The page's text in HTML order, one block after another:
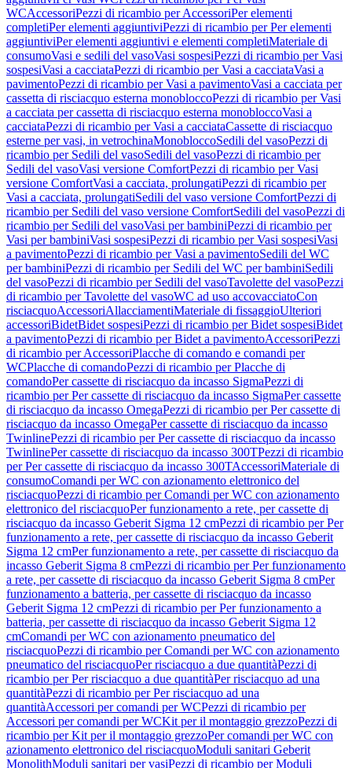
WCAccessoriPezzi di ricambio per AccessoriPer elementi
completiPer elementi aggiuntiviPezzi di ricambio per Per elementi
aggiuntiviPer elementi aggiuntivi e elementi completiMateriale di
consumoVasi e sedili del vasoVasi sospesiPezzi di ricambio per Vasi
sospesiVasi a cacciataPezzi di ricambio per Vasi a cacciataVasi a
pavimentoPezzi di ricambio per Vasi a pavimentoVasi a cacciata per
cassetta di risciacquo esterna monobloccoPezzi di ricambio per Vasi
a cacciata per cassetta di risciacquo esterna monobloccoVasi a
cacciataPezzi di ricambio per Vasi a cacciataCassette di risciacquo
esterne per vasi, in vetrochinaMonobloccoSedili del vasoPezzi di
ricambio per Sedili del vasoSedili del vasoPezzi di ricambio per
Sedili del vasoVasi versione ComfortPezzi di ricambio per Vasi
versione ComfortVasi a cacciata, prolungatiPezzi di ricambio per
Vasi a cacciata, prolungatiSedili del vaso versione ComfortPezzi di
ricambio per Sedili del vaso versione ComfortSedili del vasoPezzi di
ricambio per Sedili del vasoVasi per bambiniPezzi di ricambio per
Vasi per bambiniVasi sospesiPezzi di ricambio per Vasi sospesiVasi
a pavimentoPezzi di ricambio per Vasi a pavimentoSedili del WC
per bambiniPezzi di ricambio per Sedili del WC per bambiniSedili
del vasoPezzi di ricambio per Sedili del vasoTavolette del vasoPezzi
di ricambio per Tavolette del vasoWC ad uso accovacciatoCon
risciacquoAccessoriAllacciamentiMateriale di fissaggioUlteriori
accessoriBidetBidet sospesiPezzi di ricambio per Bidet sospesiBidet
a pavimentoPezzi di ricambio per Bidet a pavimentoAccessoriPezzi
di ricambio per AccessoriPlacche di comando e comandi per
WCPlacche di comandoPezzi di ricambio per Placche di
comandoPer cassette di risciacquo da incasso SigmaPezzi di
ricambio per Per cassette di risciacquo da incasso SigmaPer cassette
di risciacquo da incasso OmegaPezzi di ricambio per Per cassette di
risciacquo da incasso OmegaPer cassette di risciacquo da incasso
TwinlinePezzi di ricambio per Per cassette di risciacquo da incasso
TwinlinePer cassette di risciacquo da incasso 300TPezzi di ricambio
per Per cassette di risciacquo da incasso 300TAccessoriMateriale di
consumoComandi per WC con azionamento elettronico del
risciacquoPezzi di ricambio per Comandi per WC con azionamento
elettronico del risciacquoPer funzionamento a rete, per cassette di
risciacquo da incasso Geberit Sigma 12 cmPezzi di ricambio per Per
funzionamento a rete, per cassette di risciacquo da incasso Geberit
Sigma 12 cmPer funzionamento a rete, per cassette di risciacquo da
incasso Geberit Sigma 8 cmPezzi di ricambio per Per funzionamento
a rete, per cassette di risciacquo da incasso Geberit Sigma 8 cmPer
funzionamento a batteria, per cassette di risciacquo da incasso
Geberit Sigma 12 cmPezzi di ricambio per Per funzionamento a
batteria, per cassette di risciacquo da incasso Geberit Sigma 12
cmComandi per WC con azionamento pneumatico del
risciacquoPezzi di ricambio per Comandi per WC con azionamento
pneumatico del risciacquoPer risciacquo a due quantitàPezzi di
ricambio per Per risciacquo a due quantitàPer risciacquo ad una
quantitàPezzi di ricambio per Per risciacquo ad una
quantitàAccessori per comandi per WCPezzi di ricambio per
Accessori per comandi per WCKit per il montaggio grezzoPezzi di
ricambio per Kit per il montaggio grezzoPer comandi per WC con
azionamento elettronico del risciacquoModuli sanitari Geberit
MonolithModuli sanitari per vasiPezzi di ricambio per Moduli